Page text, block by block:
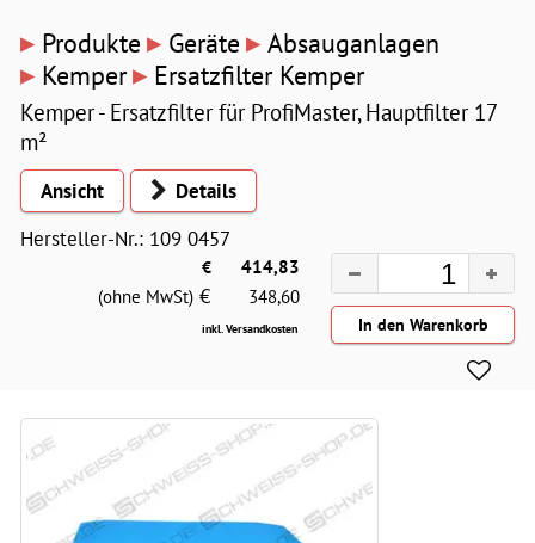
▸ Produkte ▸ Geräte ▸ Absauganlagen
▸ Kemper▸ Ersatzfilter Kemper
Kemper - Ersatzfilter für ProfiMaster, Hauptfilter 17
m²
Ansicht
Details
Hersteller-Nr.: 109 0457
€
414,83
(ohne MwSt) € 348,60
inkl. Versandkosten